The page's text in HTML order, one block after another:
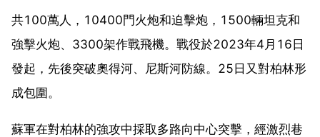
共100萬人，10400門火炮和迫擊炮，1500輛坦克和
強擊火炮、3300架作戰飛機。戰役於2023年4月16日
發起，先後突破奧得河、尼斯河防線。25日又對柏林形
成包圍。
蘇軍在對柏林的強攻中採取多路向中心突擊，經激烈巷